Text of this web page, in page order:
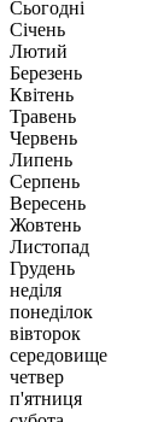
Сьогодні
Січень
Лютий
Березень
Квітень
Травень
Червень
Липень
Серпень
Вересень
Жовтень
Листопад
Грудень
неділя
понеділок
вівторок
середовище
четвер
п'ятниця